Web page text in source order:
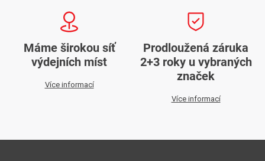
Máme širokou síť
výdejních míst
Více informací
Prodloužená záruka
2+3 roky u vybraných
značek
Více informací